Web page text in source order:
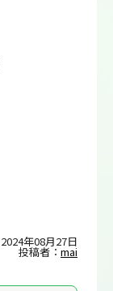
2024年08月27日
投稿者： mai